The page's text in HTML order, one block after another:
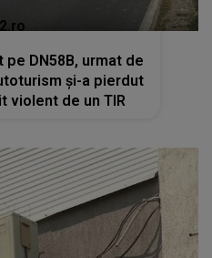
DN58B, urmat de
și-a pierdut
violent de un TIR